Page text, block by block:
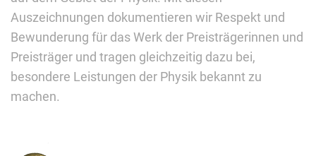
Auszeichnungen dokumentieren wir Respekt und
Bewunderung für das Werk der Preisträgerinnen und
Preisträger und tragen gleichzeitig dazu bei,
besondere Leistungen der Physik bekannt zu
machen.